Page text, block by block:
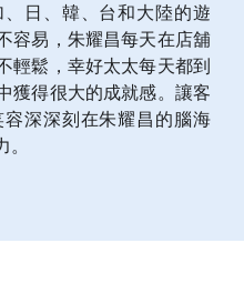
日、韓、台和大陸的遊
容易，朱耀昌每天在店舖
輕鬆，幸好太太每天都到
獲得很大的成就感。讓客
深深刻在朱耀昌的腦海